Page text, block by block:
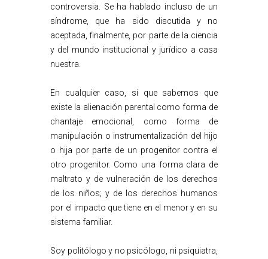
controversia. Se ha hablado incluso de un
síndrome, que ha sido discutida y no
aceptada, finalmente, por parte de la ciencia
y del mundo institucional y jurídico a casa
nuestra.
En cualquier caso, sí que sabemos que
existe la alienación parental como forma de
chantaje emocional, como forma de
manipulación o instrumentalización del hijo
o hija por parte de un progenitor contra el
otro progenitor. Como una forma clara de
maltrato y de vulneración de los derechos
de los niños; y de los derechos humanos
por el impacto que tiene en el menor y en su
sistema familiar.
Soy politólogo y no psicólogo, ni psiquiatra,